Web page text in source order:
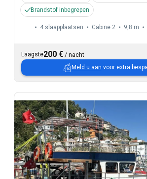
Brandstof inbegrepen
4 slaapplaatsen Cabine 2 9,8 m
Laagste200 € / nacht
Meld u aan voor extra